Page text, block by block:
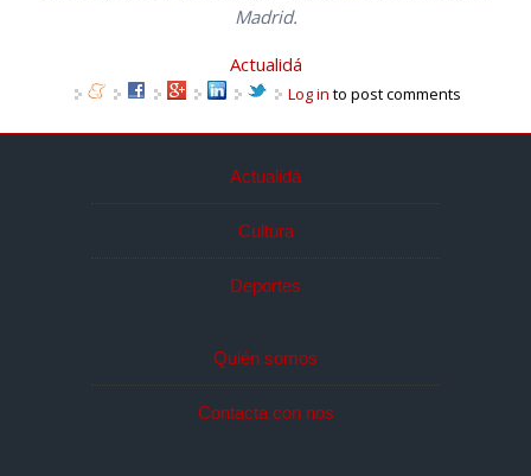
Madrid.
Actualidá
Log in to post comments
Actualidá
Cultura
Deportes
Quién somos
Contacta con nos